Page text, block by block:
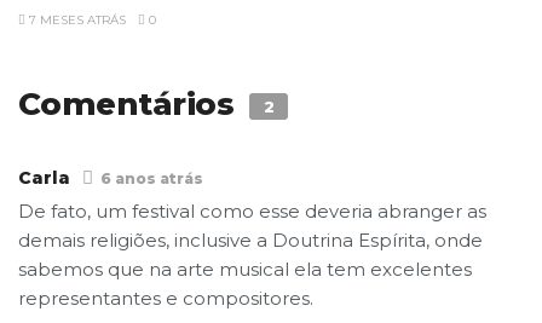
7 MESES ATRÁS 0
Comentários 2
Carla 6 anos atrás
De fato, um festival como esse deveria abranger as
demais religiões, inclusive a Doutrina Espírita, onde
sabemos que na arte musical ela tem excelentes
representantes e compositores.